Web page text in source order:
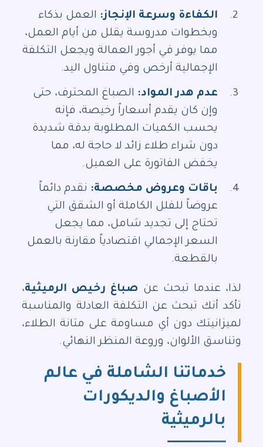
الكفاءة وسرعة الإنجاز: العمل بذكاء
وبخطوات مدروسة يقلل من أيام العمل،
مما يوفر في أجور العمالة ويجعل التكلفة
الإجمالية أرخص وفي متناول اليد.
عدم هدر المواد: الصباغ المحترف، حتى
وإن كان يقدم أسعاراً رخيصة، فإنه
يحسب الكميات المطلوبة بدقة شديدة
دون شراء طلاء زائد لا حاجة له، مما
يخفض الفاتورة على العميل.
باقات وعروض مخصصة: نقدم دائماً
عروضاً للفلل الكاملة أو الشقق التي
تحتاج إلى تجديد شامل، مما يجعل
السعر الإجمالي اقتصادياً مقارنة بالعمل
بالقطعة.
لذا، عندما تبحث عن صباغ رخيص الرميثية،
تأكد أنك تبحث عن التكلفة العادلة والمناسبة
لميزانيتك دون أي مساومة على متانة الطلاء،
وتناسق الألوان، وروعة المنظر النهائي.
خدماتنا الشاملة في عالم
الأصباغ والديكورات
بالرميثية